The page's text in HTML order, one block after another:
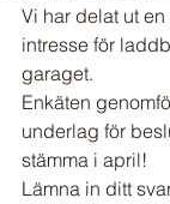
Vi har delat ut
intresse för
garaget.
Enkäten
underlag för
stämma i april!
Lämna in ditt